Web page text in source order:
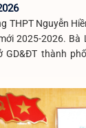
THPT Nguyễn
2025-2026. Bà
GD&ĐT thành